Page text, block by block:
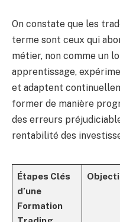
On constate que les
terme sont ceux qui
métier, non comme un
apprentissage,
et adaptent
former de manière
des erreurs
rentabilité des
Étapes Clés
d’une
Formation